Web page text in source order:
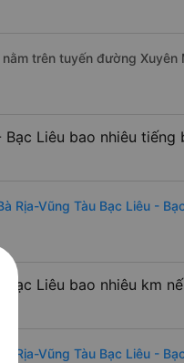
trên tuyến đường Xuyên
Liêu bao nhiêu tiếng
Rịa-Vũng Tàu Bạc Liêu -
Bạc Liêu bao nhiêu km
Rịa-Vũng Tàu Bạc Liêu -